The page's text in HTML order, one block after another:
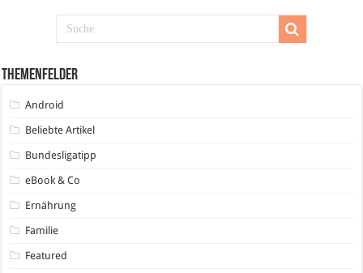
Themenfelder
Android
Beliebte Artikel
Bundesligatipp
eBook & Co
Ernährung
Familie
Featured